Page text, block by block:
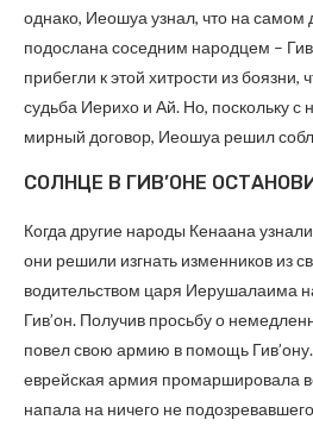
однако, Иеошуа узнал, что на самом
подослана соседним народцем –
прибегли к этой хитрости из боязни,
судьба Иерихо и Ай. Но, поскольку
мирный договор, Иеошуа решил
СОЛНЦЕ В ГИВ’ОНЕ
Когда другие народы Кенаана
они решили изгнать изменников из
водительством царя Иерушалаима
Гив’он. Получив просьбу о
повел свою армию в помощь
еврейская армия промаршировала
напала на ничего не